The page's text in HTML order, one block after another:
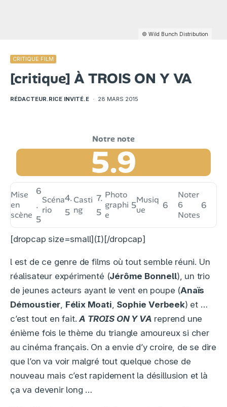
© Wild Bunch Distribution
CRITIQUE FILM
[critique] À TROIS ON Y VA
RÉDACTEUR.RICE INVITÉ.E · 28 MARS 2015
Mise
en
scène
6
.
5
Scéna
rio
4.
5
Casti
ng
7.
5
Photo
graphi
e
5Musiq
ue
6
Noter
6
Notes
6
5.9
[dropcap size=small](I)[/dropcap]
l est de ce genre de films où tout semble réuni. Un
réalisateur expérimenté (Jérôme Bonnell), un trio
de jeunes acteurs ayant le vent en poupe (Anaïs
Démoustier, Félix Moati, Sophie Verbeek) et …
c’est tout en fait.A TROIS ON Y VA reprend une
énième fois le thème du triangle amoureux si cher
au cinéma français. On a envie d’y croire, de se dire
que l’on va voir malgré tout quelque chose de
nouveau mais c’est rapidement la désillusion et là
ça va devenir long …